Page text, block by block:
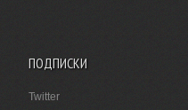
ПОДПИСКИ
Twitter